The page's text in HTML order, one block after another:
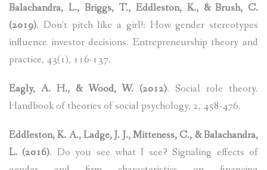
Balachandra, L., Briggs, T., Eddleston, K., & Brush, C.
(2019). Don’t pitch like a girl!: How gender stereotypes
influence investor decisions. Entrepreneurship theory and
practice, 43(1), 116-137.
Eagly, A. H., & Wood, W. (2012). Social role theory.
Handbook of theories of social psychology, 2, 458-476.
Eddleston, K. A., Ladge, J. J., Mitteness, C., & Balachandra,
L. (2016). Do you see what I see? Signaling effects of